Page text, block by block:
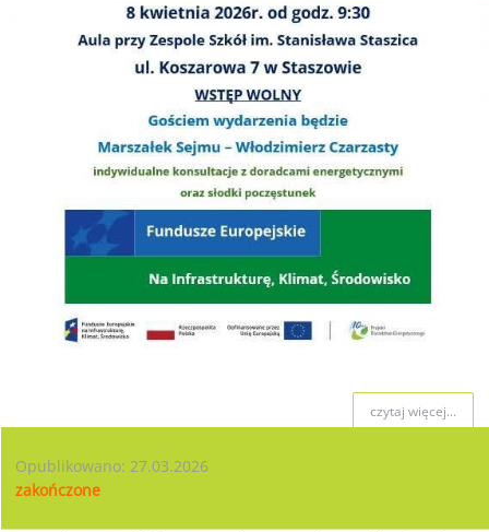
czytaj więcej...
Opublikowano: 27.03.2026
zakończone